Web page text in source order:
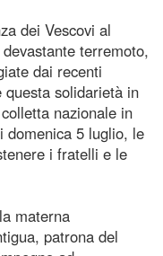
dei Vescovi al
terremoto,
dai recenti
solidarietà in
nazionale in
domenica 5 luglio, le
i fratelli e le
materna
patrona del